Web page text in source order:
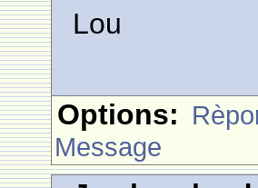
Lou
Options:
Message